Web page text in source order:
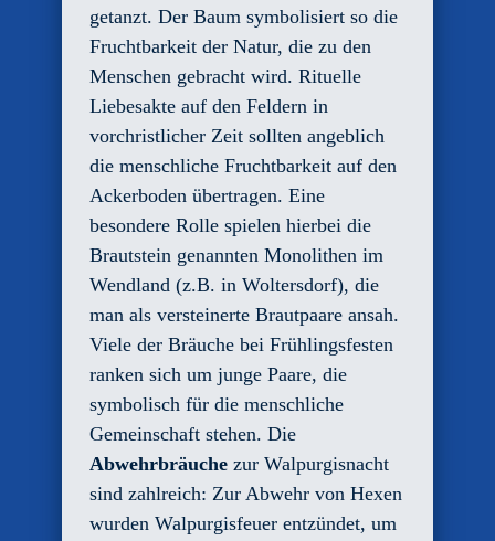
getanzt. Der Baum symbolisiert so die
Fruchtbarkeit der Natur, die zu den
Menschen gebracht wird. Rituelle
Liebesakte auf den Feldern in
vorchristlicher Zeit sollten angeblich
die menschliche Fruchtbarkeit auf den
Ackerboden übertragen. Eine
besondere Rolle spielen hierbei die
Brautstein genannten Monolithen im
Wendland (z.B. in Woltersdorf), die
man als versteinerte Brautpaare ansah.
Viele der Bräuche bei Frühlingsfesten
ranken sich um junge Paare, die
symbolisch für die menschliche
Gemeinschaft stehen. Die
Abwehrbräuche zur Walpurgisnacht
sind zahlreich: Zur Abwehr von Hexen
wurden Walpurgisfeuer entzündet, um